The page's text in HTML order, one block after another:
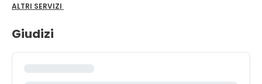
ALTRI SERVIZI
Giudizi